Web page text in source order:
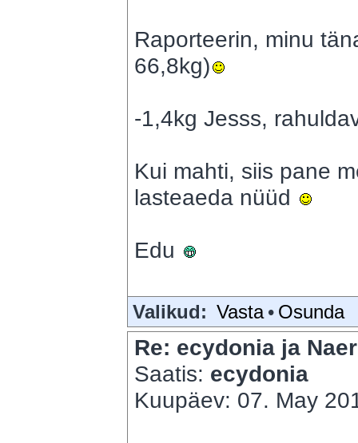
Raporteerin, minu
66,8kg)
-1,4kg Jesss,
Kui mahti, siis pane
lasteaeda nüüd
Edu
Valikud: Vasta • Osunda
Re: ecydonia ja
Saatis: ecydonia
Kuupäev: 07. May